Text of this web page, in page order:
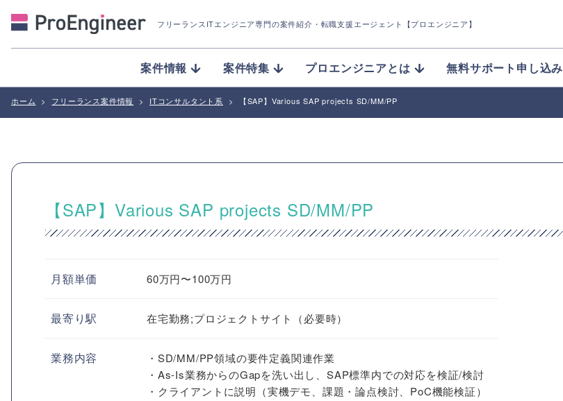
フリーランスITエンジニア専門の案件紹介 ・転職支援エージェント【プロエンジニア】
案件情報 案件特集 プロエンジニアとは 無料サポート申し込み
ホーム > フリーランス案件情報 > ITコンサルタント系 > 【SAP】Various SAP projects SD/MM/PP
【SAP】Various SAP projects SD/MM/PP
月額単価 60万円〜100万円
最寄り駅 在宅勤務;プロジェクトサイト（必要時）
業務内容
・SD/MM/PP領域の要件定義関連作業
・As-Is業務からのGapを洗い出し、SAP標準内での対応を検証/検討
・クライアントに説明（実機デモ、課題・論点検討、PoC機能検証）